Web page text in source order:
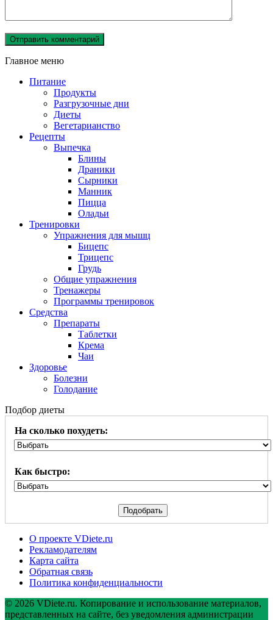
Главное меню
Питание
Продукты
Разгрузочные дни
Диеты
Вегетарианство
Рецепты
Выпечка
Блины
Драники
Сырники
Манник
Пицца
Оладьи
Тренировки
Упражнения для мышц
Бицепс
Трицепс
Грудь
Общие упражнения
Тренажеры
Программы тренировок
Средства
Препараты
Таблетки
Крема
Чаи
Здоровье
Болезни
Голодание
Подбор диеты
На сколько похудеть:
Как быстро:
О проекте VDiete.ru
Рекламодателям
Карта сайта
Обратная связь
Политика конфиденциальности
© 2026 VDiete.ru. Копирование и использование материалов,
представленных на сайте, без уведомления администрации